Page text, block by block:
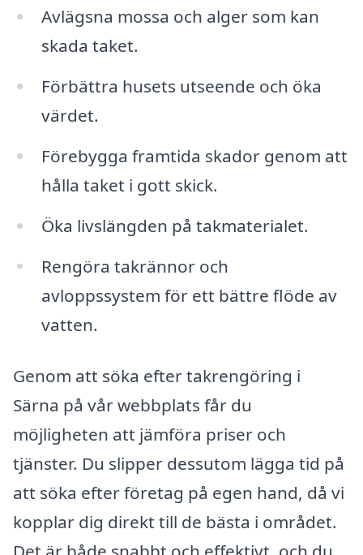
Avlägsna mossa och alger som kan
skada taket.
Förbättra husets utseende och öka
värdet.
Förebygga framtida skador genom att
hålla taket i gott skick.
Öka livslängden på takmaterialet.
Rengöra takrännor och
avloppssystem för ett bättre flöde av
vatten.
Genom att söka efter takrengöring i
Särna på vår webbplats får du
möjligheten att jämföra priser och
tjänster. Du slipper dessutom lägga tid på
att söka efter företag på egen hand, då vi
kopplar dig direkt till de bästa i området.